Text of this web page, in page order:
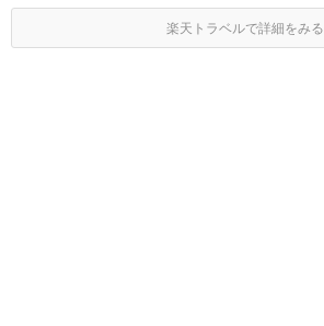
楽天トラベルで詳細をみる